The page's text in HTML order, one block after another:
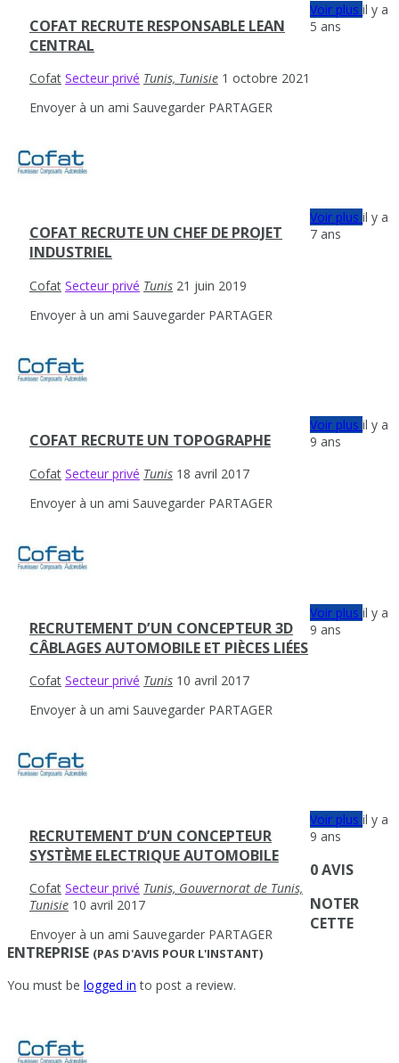
COFAT RECRUTE RESPONSABLE LEAN
CENTRAL
Cofat Secteur privé Tunis, Tunisie 1 octobre 2021
Envoyer à un ami Sauvegarder PARTAGER
Voir plusil y a
5 ans
COFAT RECRUTE UN CHEF DE PROJET
INDUSTRIEL
Cofat Secteur privé Tunis 21 juin 2019
Envoyer à un ami Sauvegarder PARTAGER
Voir plusil y a
7 ans
COFAT RECRUTE UN TOPOGRAPHE
Cofat Secteur privé Tunis 18 avril 2017
Envoyer à un ami Sauvegarder PARTAGER
Voir plusil y a
9 ans
RECRUTEMENT D’UN CONCEPTEUR 3D
CÂBLAGES AUTOMOBILE ET PIÈCES LIÉES
Cofat Secteur privé Tunis 10 avril 2017
Envoyer à un ami Sauvegarder PARTAGER
Voir plusil y a
9 ans
RECRUTEMENT D’UN CONCEPTEUR
SYSTÈME ELECTRIQUE AUTOMOBILE
Cofat Secteur privé Tunis, Gouvernorat de Tunis,
Tunisie 10 avril 2017
Envoyer à un ami Sauvegarder PARTAGER
Voir plusil y a
9 ans
0 AVIS
NOTER
CETTE
ENTREPRISE (PAS D'AVIS POUR L'INSTANT)
You must be logged in to post a review.